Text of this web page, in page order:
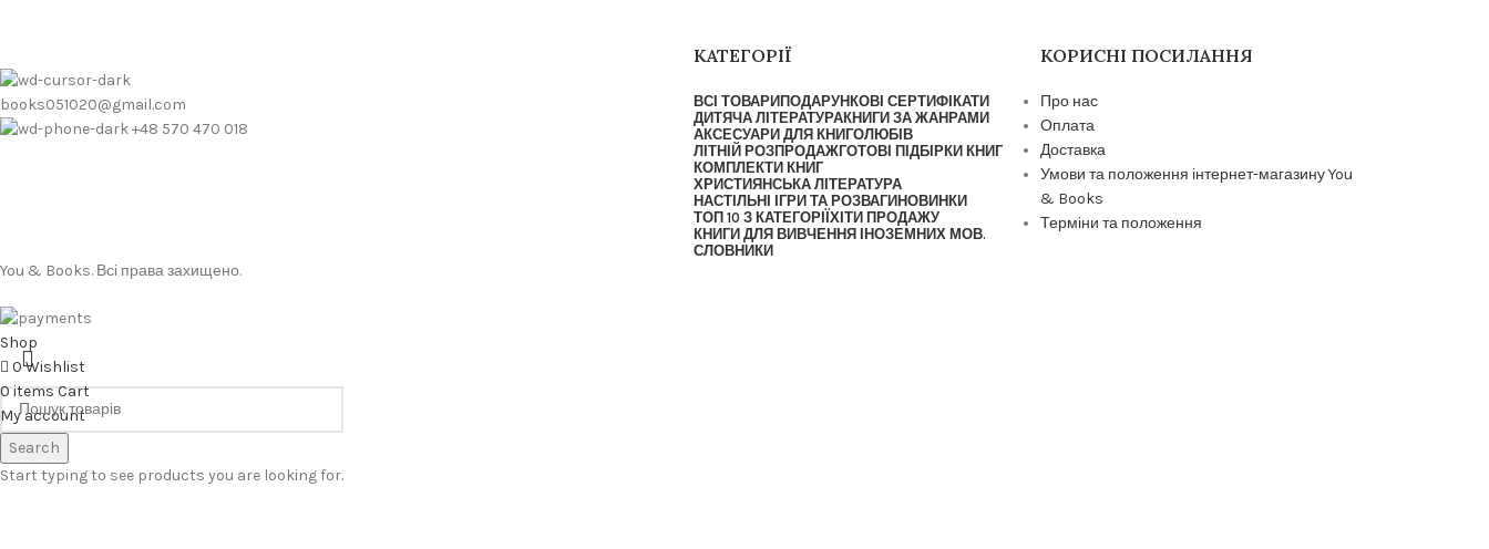
books051020@gmail.com
+48 570 470 018
КАТЕГОРІЇ
ВСІ ТОВАРИ ПОДАРУНКОВІ СЕРТИФІКАТИ
ДИТЯЧА ЛІТЕРАТУРАКНИГИ ЗА ЖАНРАМИ
АКСЕСУАРИ ДЛЯ КНИГОЛЮБІВ
ЛІТНІЙ РОЗПРОДАЖГОТОВІ ПІДБІРКИ КНИГ
КОМПЛЕКТИ КНИГ
ХРИСТИЯНСЬКА ЛІТЕРАТУРА
НАСТІЛЬНІ ІГРИ ТА РОЗВАГИ НОВИНКИ
ТОП 10 З КАТЕГОРІЇ ХІТИ ПРОДАЖУ
КНИГИ ДЛЯ ВИВЧЕННЯ ІНОЗЕМНИХ МОВ.
СЛОВНИКИ
КОРИСНІ ПОСИЛАННЯ
Про нас
Оплата
Доставка
Умови та положення інтернет-магазину You
& Books
Терміни та положення
You & Books. Всі права захищено.
Search
Start typing to see products you are looking for.
Shop
0Wishlist
0itemsCart
My account